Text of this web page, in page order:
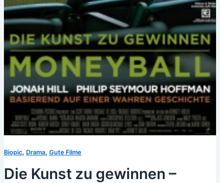
Biopic, Drama, Gute Filme
Die Kunst zu gewinnen –